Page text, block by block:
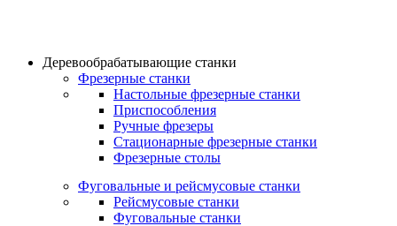
Деревообрабатывающие станки
Фрезерные станки
Настольные фрезерные станки
Приспособления
Ручные фрезеры
Стационарные фрезерные станки
Фрезерные столы
Фуговальные и рейсмусовые станки
Рейсмусовые станки
Фуговальные станки